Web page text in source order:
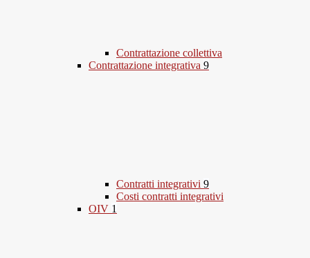
Contrattazione collettiva
Contrattazione integrativa 9
Contratti integrativi 9
Costi contratti integrativi
OIV 1